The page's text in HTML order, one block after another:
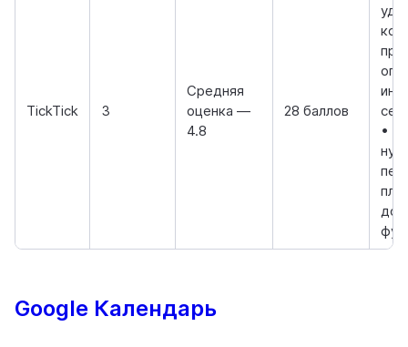
TickTick 3
Средняя
оценка —
4.8
28 баллов
•
Google Календарь